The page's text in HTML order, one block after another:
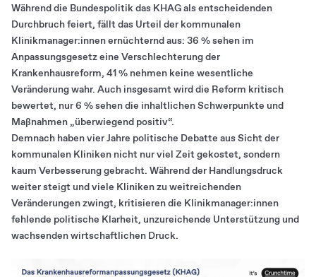
Während die Bundespolitik das KHAG als entscheidenden
Durchbruch feiert, fällt das Urteil der kommunalen
Klinikmanager:innen ernüchternd aus: 36 % sehen im
Anpassungsgesetz eine Verschlechterung der
Krankenhausreform, 41 % nehmen keine wesentliche
Veränderung wahr. Auch insgesamt wird die Reform kritisch
bewertet, nur 6 % sehen die inhaltlichen Schwerpunkte und
Maßnahmen „überwiegend positiv“.
Demnach haben vier Jahre politische Debatte aus Sicht der
kommunalen Kliniken nicht nur viel Zeit gekostet, sondern
kaum Verbesserung gebracht. Während der Handlungsdruck
weiter steigt und viele Kliniken zu weitreichenden
Veränderungen zwingt, kritisieren die Klinikmanager:innen
fehlende politische Klarheit, unzureichende Unterstützung und
wachsenden wirtschaftlichen Druck.